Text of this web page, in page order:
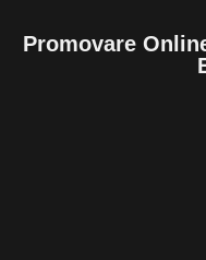
Promovare